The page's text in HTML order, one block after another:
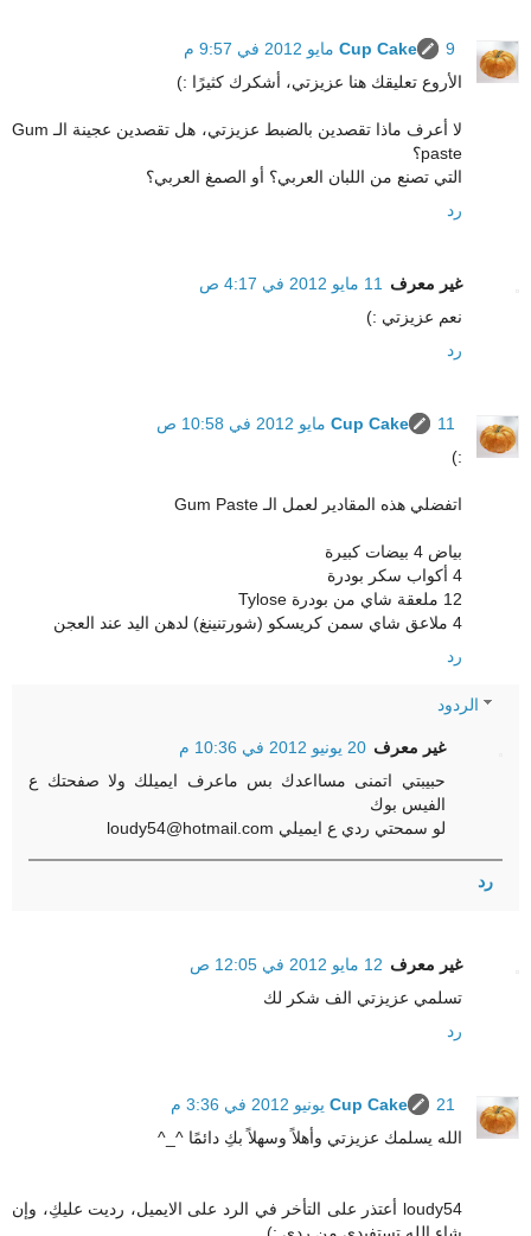
Cup Cake
9 مايو 2012 في 9:57 م
الأروع تعليقك هنا عزيزتي، أشكرك كثيرًا :)
لا أعرف ماذا تقصدين بالضبط عزيزتي، هل تقصدين عجينة الـ Gum
paste؟
التي تصنع من اللبان العربي؟ أو الصمغ العربي؟
رد
غير معرف
11 مايو 2012 في 4:17 ص
نعم عزيزتي :)
رد
Cup Cake
11 مايو 2012 في 10:58 ص
:)
اتفضلي هذه المقادير لعمل الـ Gum Paste
بياض 4 بيضات كبيرة
4 أكواب سكر بودرة
12 ملعقة شاي من بودرة Tylose
4 ملاعق شاي سمن كريسكو (شورتنينغ) لدهن اليد عند العجن
رد
الردود
غير معرف 20 يونيو 2012 في 10:36 م
حبيبتي اتمنى مسااعدك بس ماعرف ايميلك ولا صفحتك ع
الفيس بوك
لو سمحتي ردي ع ايميلي loudy54@hotmail.com
رد
غير معرف 12 مايو 2012 في 12:05 ص
تسلمي عزيزتي الف شكر لك
رد
Cup Cake
21 يونيو 2012 في 3:36 م
الله يسلمك عزيزتي وأهلاً وسهلاً بكِ دائمًا ^_^
loudy54 أعتذر على التأخر في الرد على الايميل، رديت عليكِ، وإن